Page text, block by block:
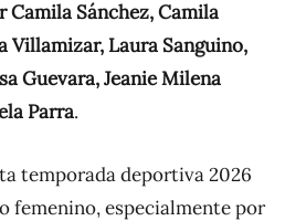
Camila Sánchez, Camila
Villamizar, Laura Sanguino,
Guevara, Jeanie Milena
Parra.
temporada deportiva 2026
femenino, especialmente por